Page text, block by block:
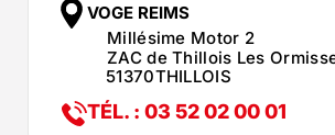
VOGE REIMS
Millésime Motor 2
ZAC de Thillois Les
51370THILLOIS
TÉL. : 03 52 02 00 01